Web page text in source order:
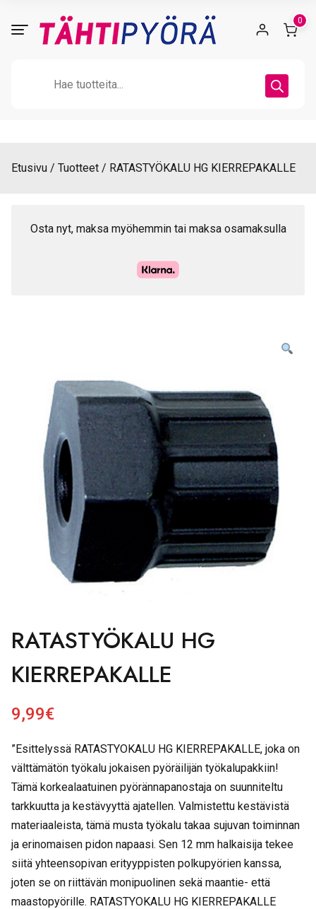
0
Etusivu Tuotteet RATASTYÖKALU HG KIERREPAKALLE
Osta nyt, maksa myöhemmin tai maksa osamaksulla
RATASTYÖKALU HG
KIERREPAKALLE
9,99€
”Esittelyssä RATASTYOKALU HG KIERREPAKALLE, joka on
välttämätön työkalu jokaisen pyöräilijän työkalupakkiin!
Tämä korkealaatuinen pyörännapanostaja on suunniteltu
tarkkuutta ja kestävyyttä ajatellen. Valmistettu kestävistä
materiaaleista, tämä musta työkalu takaa sujuvan toiminnan
ja erinomaisen pidon napaasi. Sen 12 mm halkaisija tekee
siitä yhteensopivan erityyppisten polkupyörien kanssa,
joten se on riittävän monipuolinen sekä maantie- että
maastopyörille. RATASTYOKALU HG KIERREPAKALLE